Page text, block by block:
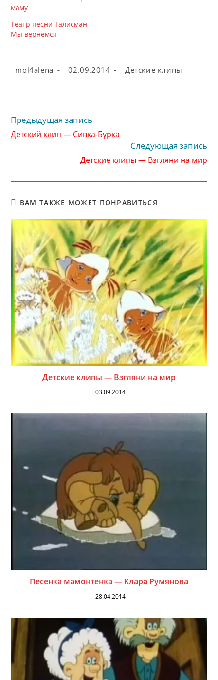
маму
Театр песни Талисман —
Мы вернемся
Автор
mol4alena
Запись
02.09.2014
Рубрика
записи:
Детские клипы
Читать
статьи
Предыдущая запись
Детский клип — Сивка-Бурка
Следующая запись
Детские клипы — Взгляни на мир
ВАМ ТАКЖЕ МОЖЕТ ПОНРАВИТЬСЯ
Детские клипы — Взгляни на мир
03.09.2014
Песенка мамонтенка — Клара Румянова
28.04.2014